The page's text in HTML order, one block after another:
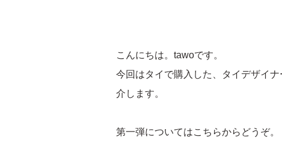
こんにちは。tawoです。
今回はタイで購入した、タイデザイ
介します。
第一弾についてはこちらからどうぞ。